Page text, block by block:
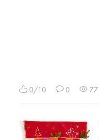
0/10 0 77